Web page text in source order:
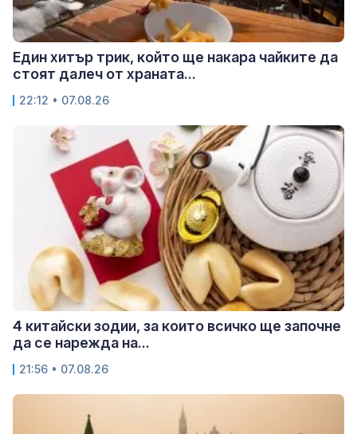
Един хитър трик, който ще накара чайките да
стоят далеч от храната...
22:12 • 07.08.26
4 китайски зодии, за които всичко ще започне
да се нарежда на...
21:56 • 07.08.26